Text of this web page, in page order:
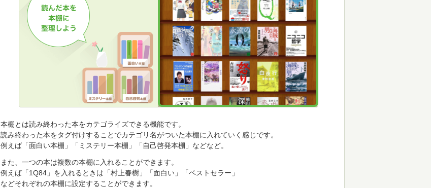
本棚とは読み終わった本をカテゴライズできる機能です。
読み終わった本をタグ付けすることでカテゴリ名がついた本棚に入れていく感じです。
例えば「面白い本棚」「ミステリー本棚」「自己啓発本棚」などなど。
また、一つの本は複数の本棚に入れることができます。
例えば「1Q84」を入れるときは「村上春樹」「面白い」「ベストセラー」
などそれぞれの本棚に設定することができます。